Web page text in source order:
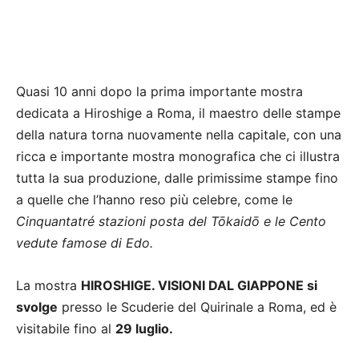
Quasi 10 anni dopo la prima importante mostra
dedicata a Hiroshige a Roma, il maestro delle stampe
della natura torna nuovamente nella capitale, con una
ricca e importante mostra monografica che ci illustra
tutta la sua produzione, dalle primissime stampe fino
a quelle che l’hanno reso più celebre, come le
Cinquantatré stazioni posta del Tōkaidō e le Cento
vedute famose di Edo.
La mostra HIROSHIGE. VISIONI DAL GIAPPONE si
svolge presso le Scuderie del Quirinale a Roma, ed è
visitabile fino al 29 luglio.